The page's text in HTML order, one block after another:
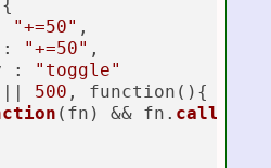
"+=50" ,
"+=50" ,
:
"toggle"
500 , function(){
(fn) && fn. call